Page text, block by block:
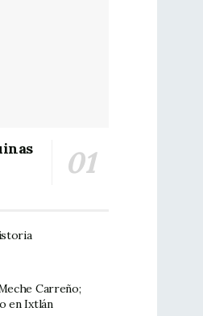
Carreño;
en Ixtlán